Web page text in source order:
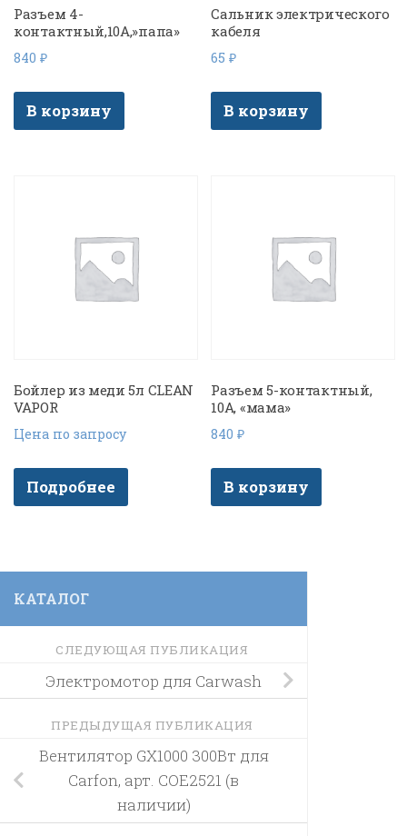
Разъем 4-
контактный,10A,»папа»
840 ₽
В корзину
Сальник электрического
кабеля
65₽
В корзину
Бойлер из меди 5л CLEAN
VAPOR
Цена по запросу
Подробнее
Разъем 5-контактный,
10A, «мама»
840₽
В корзину
КАТАЛОГ
СЛЕДУЮЩАЯ ПУБЛИКАЦИЯ
Электромотор для Carwash
ПРЕДЫДУЩАЯ ПУБЛИКАЦИЯ
Вентилятор GX1000 300Вт для
Carfon, арт. COE2521 (в
наличии)